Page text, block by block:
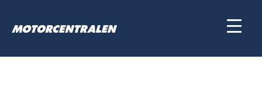
innehåll